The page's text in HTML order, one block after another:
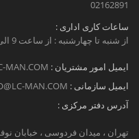
02162891
ساعات کاری اداری :
از شنبه تا چهارشنبه : از ساعت 9 الی 19
ایمیل امور مشتریان : MAN.COM
ایمیل سازمانی : MAN.COM
آدرس دفتر مرکزی :
تهران ، میدان فردوسی ، خبابان